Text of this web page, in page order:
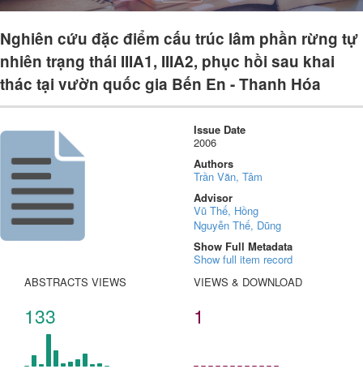
Nghiên cứu đặc điểm cấu trúc lâm phần rừng tự
nhiên trạng thái IIIA1, IIIA2, phục hồi sau khai
thác tại vườn quốc gia Bến En - Thanh Hóa
Issue Date
2006
Authors
Trần Văn, Tâm
Advisor
Vũ Thế, Hồng
Nguyễn Thế, Dũng
Show Full Metadata
Show full item record
ABSTRACTS VIEWS
133
VIEWS & DOWNLOAD
1